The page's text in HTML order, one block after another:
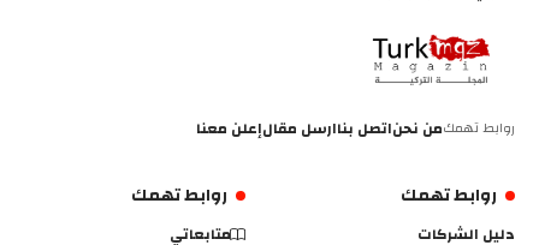
روابط تهمكمن نحناتصل بناارسل مقالإعلن معنا
روابط تهمك
دليل الشركات
روابط تهمك
متابعاتي